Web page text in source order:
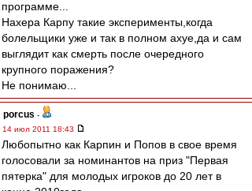
программе...
Нахера Карпу такие эксперименты,когда
болельщики уже и так в полном ахуе,да и сам
выглядит как смерть после очередного
крупного поражения?
Не понимаю...
porcus -
14 июл 2011 18:43
Любопытно как Карпин и Попов в свое время
голосовали за номинантов на приз "Первая
пятерка" для молодых игроков до 20 лет в